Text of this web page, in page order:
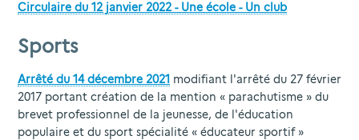
Circulaire du 12 janvier 2022 - Une école - Un club
Sports
Arrêté du 14 décembre 2021 modifiant l'arrêté du 27 février
2017 portant création de la mention « parachutisme » du
brevet professionnel de la jeunesse, de l'éducation
populaire et du sport spécialité « éducateur sportif »